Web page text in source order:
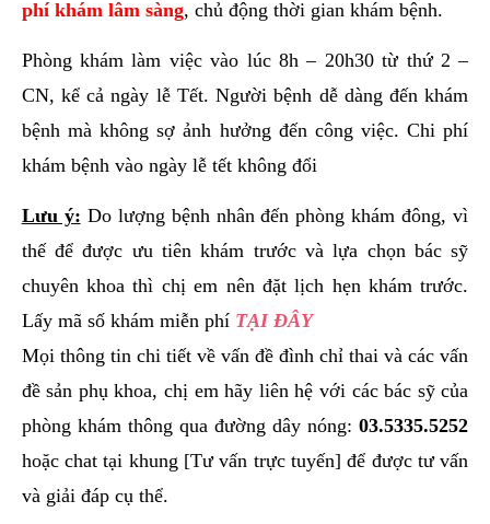
phí khám lâm sàng, chủ động thời gian khám bệnh.
Phòng khám làm việc vào lúc 8h – 20h30 từ thứ 2 –
CN, kể cả ngày lễ Tết. Người bệnh dễ dàng đến khám
bệnh mà không sợ ảnh hưởng đến công việc. Chi phí
khám bệnh vào ngày lễ tết không đổi
Lưu ý: Do lượng bệnh nhân đến phòng khám đông, vì
thế để được ưu tiên khám trước và lựa chọn bác sỹ
chuyên khoa thì chị em nên đặt lịch hẹn khám trước.
Lấy mã số khám miễn phí TẠI ĐÂY
Mọi thông tin chi tiết về vấn đề đình chỉ thai và các vấn
đề sản phụ khoa, chị em hãy liên hệ với các bác sỹ của
phòng khám thông qua đường dây nóng:03.5335.5252
hoặc chat tại khung [Tư vấn trực tuyến] để được tư vấn
và giải đáp cụ thể.